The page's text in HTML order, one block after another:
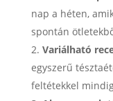
nap a héten,
spontán
Variálható
egyszerű
feltétekkel